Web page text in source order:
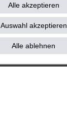
Alle akzeptieren
Auswahl akzeptieren
Alle ablehnen